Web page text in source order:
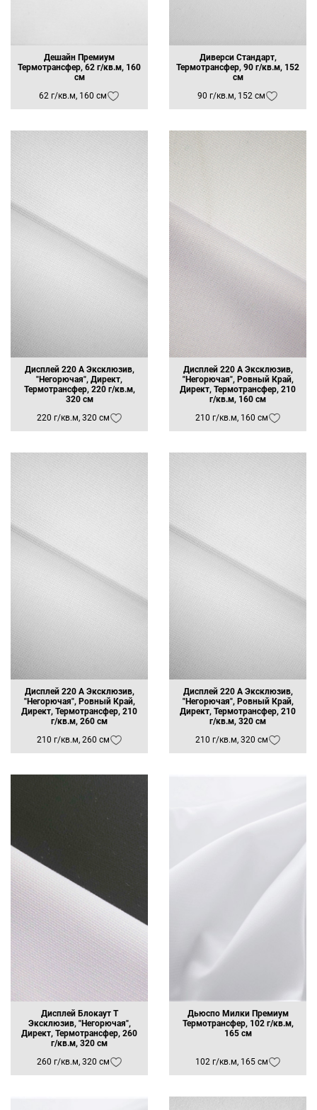
Дешайн Премиум
Термотрансфер, 62 г/кв.м, 160
см
62 г/кв.м, 160 см
Диверси Стандарт,
Термотрансфер, 90 г/кв.м, 152
см
90 г/кв.м, 152 см
Дисплей 220 А Эксклюзив,
"Негорючая", Директ,
Термотрансфер, 220 г/кв.м,
320 см
220 г/кв.м, 320 см
Дисплей 220 А Эксклюзив,
"Негорючая", Ровный Край,
Директ, Термотрансфер, 210
г/кв.м, 160 см
210 г/кв.м, 160 см
Дисплей 220 А Эксклюзив,
"Негорючая", Ровный Край,
Директ, Термотрансфер, 210
г/кв.м, 260 см
210 г/кв.м, 260 см
Дисплей 220 А Эксклюзив,
"Негорючая", Ровный Край,
Директ, Термотрансфер, 210
г/кв.м, 320 см
210 г/кв.м, 320 см
Дисплей Блокаут Т
Эксклюзив, "Негорючая",
Директ, Термотрансфер, 260
г/кв.м, 320 см
260 г/кв.м, 320 см
Дьюспо Милки Премиум
Термотрансфер, 102 г/кв.м,
165 см
102 г/кв.м, 165 см
Заявка на бесплатные образцы
ФИО